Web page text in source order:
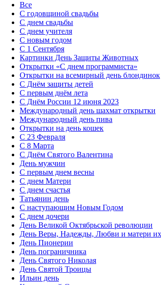
Все
С годовщиной свадьбы
С днем свадьбы
С днем учителя
С новым годом
С 1 Сентября
Картинки День Защиты Животных
Открытки «‎С днем программиста»‎
Открытки на всемирный день блондинок
С Днём защиты детей
С первым днём лета
С Днём России 12 июня 2023
Международный день шахмат открытки
Международный день пива
Открытки на день кошек
С 23 Февраля
С 8 Марта
С Днём Святого Валентина
День мужчин
С первым днем весны
С днем Матери
C днем счастья
Татьянин день
C наступающим Новым Годом
C днем дочери
День Великой Октябрьской революции
День Веры, Надежды, Любви и матери
День Пионерии
День пограничника
День Святого Николая
День Святой Троицы
Ильин день